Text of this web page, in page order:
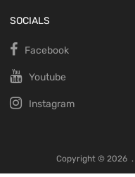
SOCIALS
Facebook
Youtube
Instagram
Copyright © 2026 .